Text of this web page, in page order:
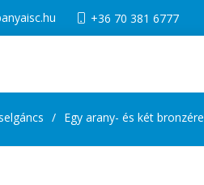
+36 70 381 6777
Egy arany- és két